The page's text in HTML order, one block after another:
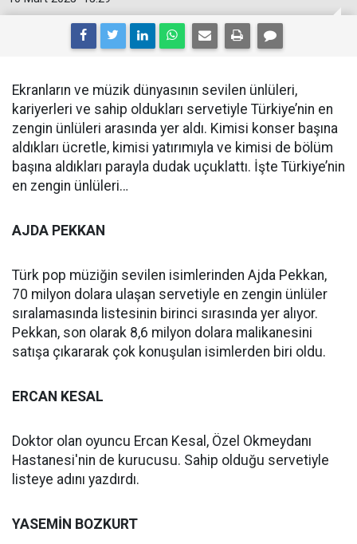
Ekranların ve müzik dünyasının sevilen ünlüleri,
kariyerleri ve sahip oldukları servetiyle Türkiye’nin en
zengin ünlüleri arasında yer aldı. Kimisi konser başına
aldıkları ücretle, kimisi yatırımıyla ve kimisi de bölüm
başına aldıkları parayla dudak uçuklattı. İşte Türkiye’nin
en zengin ünlüleri…
AJDA PEKKAN
Türk pop müziğin sevilen isimlerinden Ajda Pekkan,
70 milyon dolara ulaşan servetiyle en zengin ünlüler
sıralamasında listesinin birinci sırasında yer alıyor.
Pekkan, son olarak 8,6 milyon dolara malikanesini
satışa çıkararak çok konuşulan isimlerden biri oldu.
ERCAN KESAL
Doktor olan oyuncu Ercan Kesal, Özel Okmeydanı
Hastanesi'nin de kurucusu. Sahip olduğu servetiyle
listeye adını yazdırdı.
YASEMİN BOZKURT